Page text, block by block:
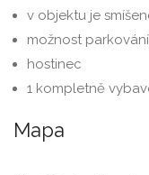
v objektu je
možnost parkování
hostinec
1 kompletně
Mapa